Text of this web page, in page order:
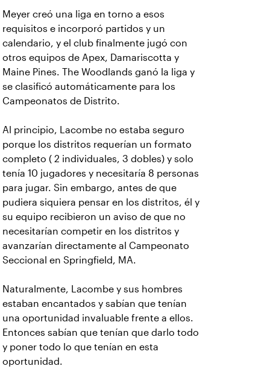
Meyer creó una liga en torno a esos
requisitos e incorporó partidos y un
calendario, y el club finalmente jugó con
otros equipos de Apex, Damariscotta y
Maine Pines. The Woodlands ganó la liga y
se clasificó automáticamente para los
Campeonatos de Distrito.
Al principio, Lacombe no estaba seguro
porque los distritos requerían un formato
completo ( 2 individuales, 3 dobles) y solo
tenía 10 jugadores y necesitaría 8 personas
para jugar. Sin embargo, antes de que
pudiera siquiera pensar en los distritos, él y
su equipo recibieron un aviso de que no
necesitarían competir en los distritos y
avanzarían directamente al Campeonato
Seccional en Springfield, MA.
Naturalmente, Lacombe y sus hombres
estaban encantados y sabían que tenían
una oportunidad invaluable frente a ellos.
Entonces sabían que tenían que darlo todo
y poner todo lo que tenían en esta
oportunidad.